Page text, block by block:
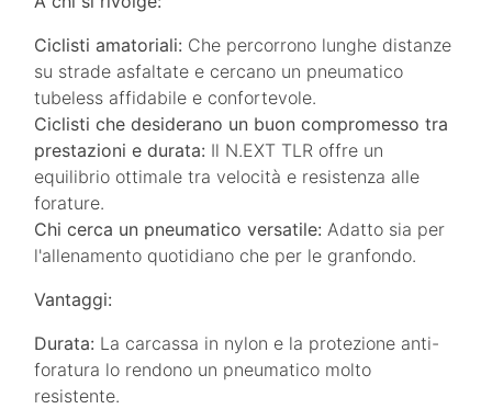
Ciclisti amatoriali: Che percorrono lunghe distanze
su strade asfaltate e cercano un pneumatico
tubeless affidabile e confortevole.
Ciclisti che desiderano un buon compromesso tra
prestazioni e durata: Il N.EXT TLR offre un
equilibrio ottimale tra velocità e resistenza alle
forature.
Chi cerca un pneumatico versatile: Adatto sia per
l'allenamento quotidiano che per le granfondo.
Vantaggi:
Durata: La carcassa in nylon e la protezione anti-
foratura lo rendono un pneumatico molto
resistente.